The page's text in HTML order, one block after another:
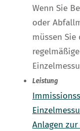
Wenn Sie
oder
müssen
Leistung
Anlagen